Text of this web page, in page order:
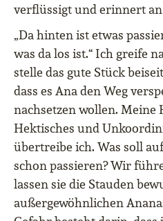
verflüssigt und erinnert
„Da hinten ist etwas
was da los ist.“ Ich greife
stelle das gute Stück
dass es Ana den Weg
nachsetzen wollen. Meine
Hektisches und
übertreibe ich. Was soll
schon passieren? Wir
lassen sie die Stauden
außergewöhnlichen